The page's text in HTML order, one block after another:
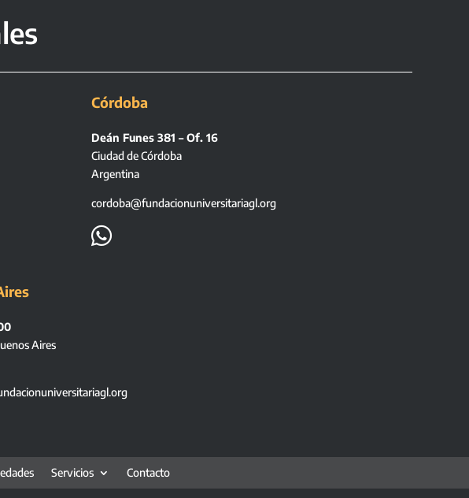
Córdoba
Deán Funes 381 – Of. 16
Ciudad de Córdoba
Argentina
cordoba@fundacionuniversitariagl.org

Aires
Servicios Contacto